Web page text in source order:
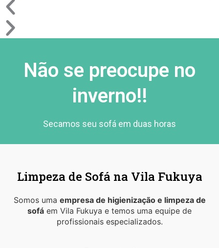
Não se preocupe no
inverno!!
Secamos seu sofá em duas horas
Limpeza de Sofá na Vila Fukuya
Somos uma empresa de higienização e limpeza de
sofá em Vila Fukuya e temos uma equipe de
profissionais especializados.